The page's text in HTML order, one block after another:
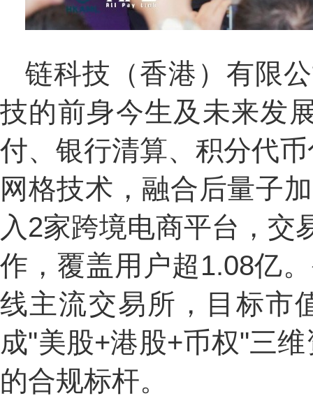
链科技（香港）有限
技的前身今生及未来发
付、银行清算、积分代
网格技术，融合后量子
入2家跨境电商平台，交
作，覆盖用户超1.08亿
线主流交易所，目标市
成"美股+港股+币权"三
的合规标杆。